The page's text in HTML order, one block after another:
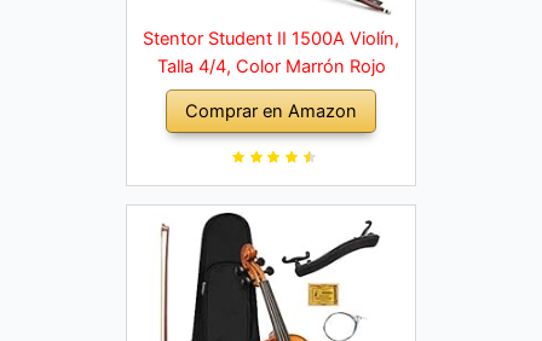
Stentor Student II 1500A Violín,
Talla 4/4, Color Marrón Rojo
Comprar en Amazon